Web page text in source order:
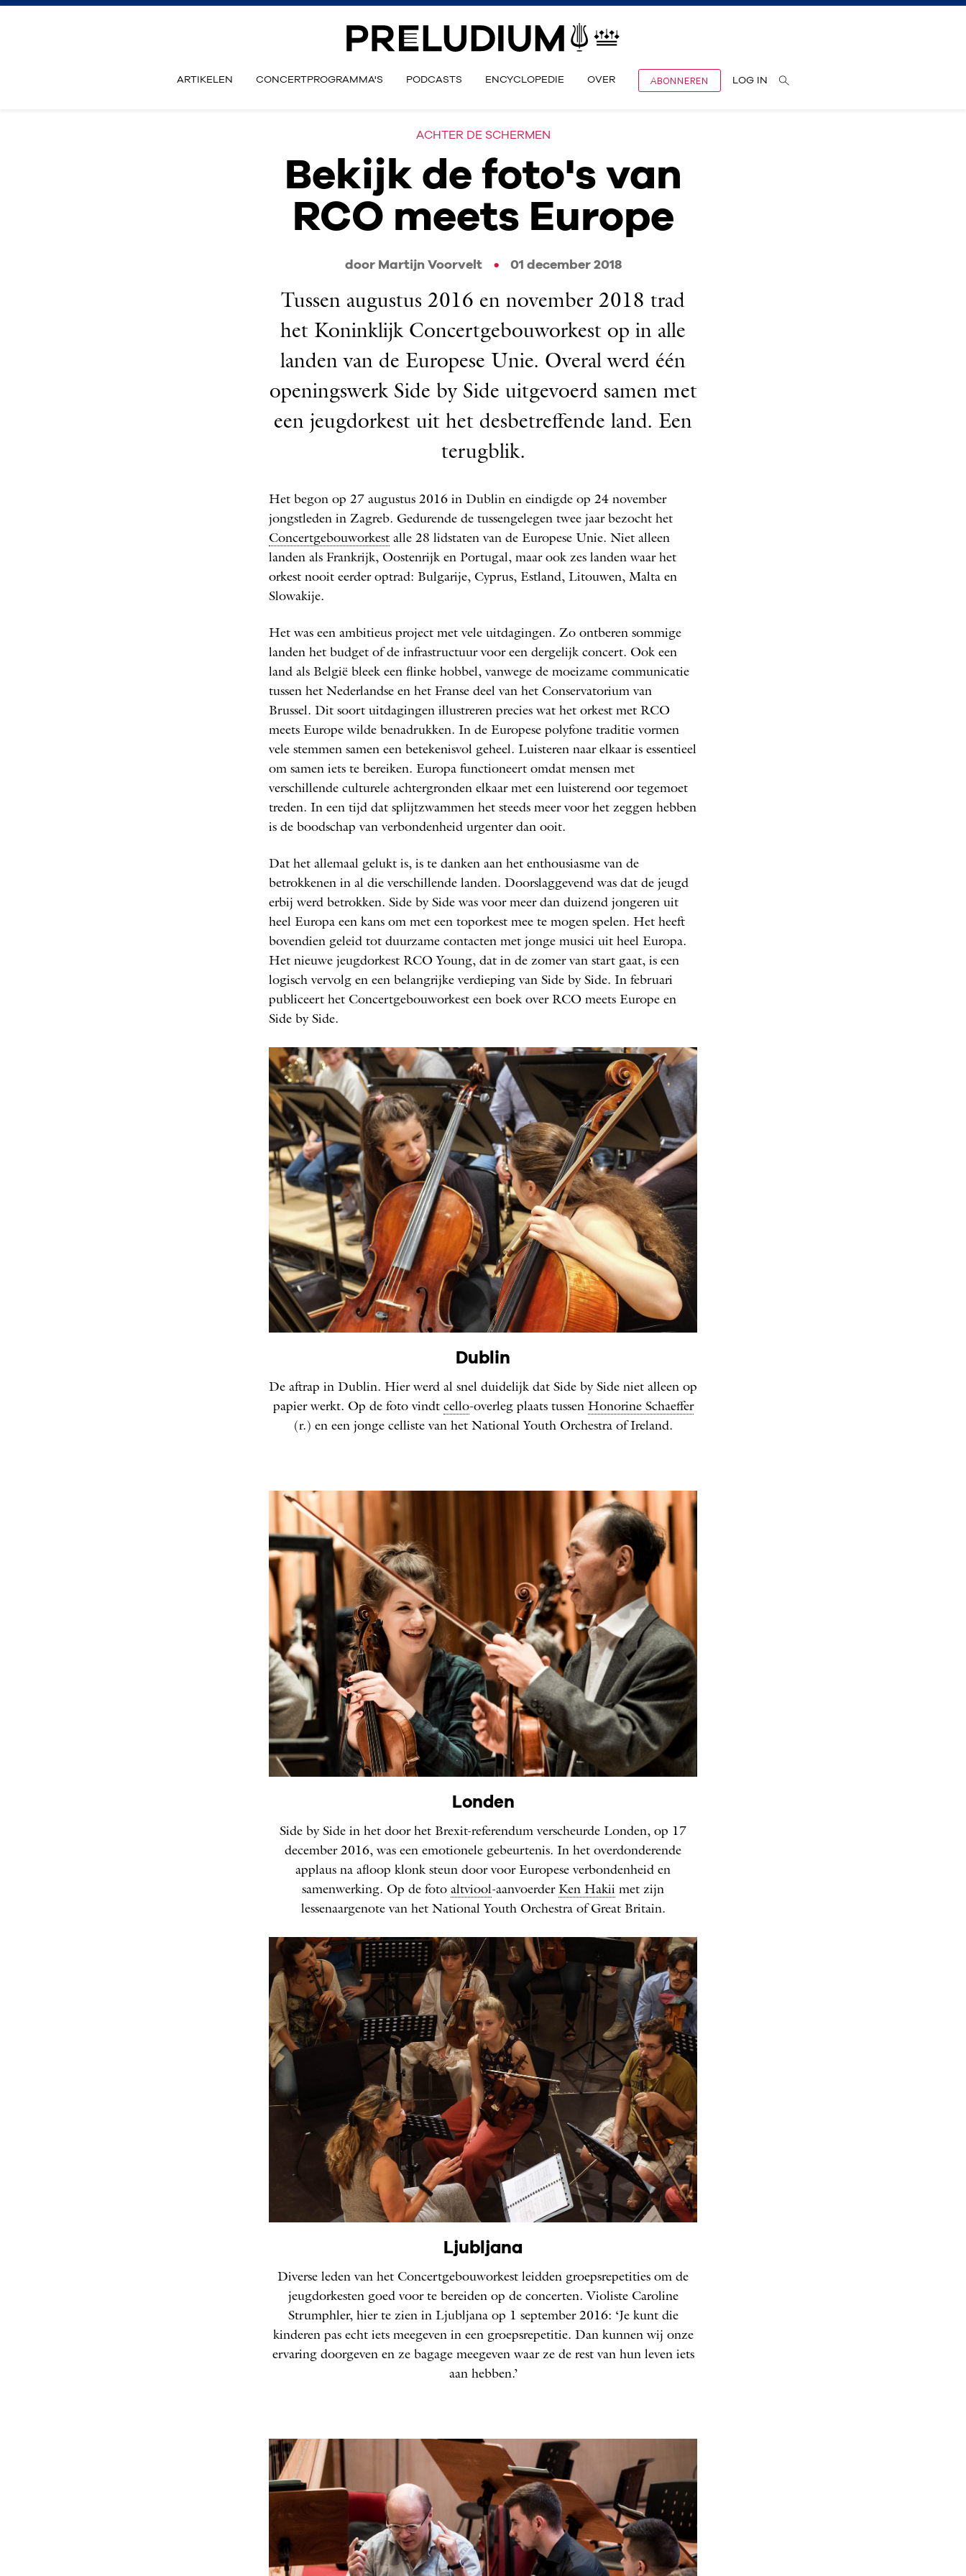
ARTIKELEN CONCERTPROGRAMMA'S PODCASTS ENCYCLOPEDIE OVER ABONNEREN LOG IN
ACHTER DE SCHERMEN
Bekijk de foto's van
RCO meets Europe
door Martijn Voorvelt 01 december 2018
Tussen augustus 2016 en november 2018 trad
het Koninklijk Concertgebouworkest op in alle
landen van de Europese Unie. Overal werd één
openingswerk Side by Side uitgevoerd samen met
een jeugd­orkest uit het desbetreffende land. Een
terugblik.
Het begon op 27 augustus 2016 in Dublin en eindigde op 24 november
jongstleden in Zagreb. Gedurende de tussengelegen twee jaar bezocht het
Concertgebouworkest alle 28 lidstaten van de Europese Unie. Niet alleen
landen als Frankrijk, Oostenrijk en Portugal, maar ook zes landen waar het
orkest nooit eerder optrad: Bulgarije, Cyprus, Estland, Litouwen, Malta en
Slowakije.
Het was een ambitieus project met vele uitdagingen. Zo ontberen sommige
landen het budget of de infrastructuur voor een dergelijk concert. Ook een
land als België bleek een flinke hobbel, vanwege de moeizame communicatie
tussen het Nederlandse en het Franse deel van het Conservatorium van
Brussel. Dit soort uitdagingen illustreren precies wat het orkest met RCO
meets Europe wilde benadrukken. In de Europese polyfone traditie vormen
vele stemmen samen een betekenisvol geheel. Luisteren naar elkaar is essentieel
om samen iets te bereiken. Europa functioneert omdat mensen met
verschillende culturele achtergronden elkaar met een luisterend oor tegemoet
treden. In een tijd dat splijtzwammen het steeds meer voor het zeggen hebben
is de boodschap van verbondenheid urgenter dan ooit.
Dat het allemaal gelukt is, is te danken aan het enthousiasme van de
betrokkenen in al die verschillende landen. Doorslaggevend was dat de jeugd
erbij werd betrokken. Side by Side was voor meer dan duizend jongeren uit
heel Europa een kans om met een toporkest mee te mogen spelen. Het heeft
bovendien geleid tot duurzame contacten met jonge musici uit heel Europa.
Het nieuwe jeugdorkest RCO Young, dat in de zomer van start gaat, is een
logisch vervolg en een belangrijke verdieping van Side by Side. In februari
publiceert het Concertgebouworkest een boek over RCO meets Europe en
Side by Side.
Dublin
De aftrap in Dublin. Hier werd al snel duidelijk dat Side by Side niet alleen op
papier werkt. Op de foto vindt cello-overleg plaats tussen Honorine Schaeffer
(r.) en een jonge celliste van het National Youth Orchestra of Ireland.
Londen
Side by Side in het door het Brexit-referendum verscheurde Londen, op 17
december 2016, was een emotionele gebeurtenis. In het overdonderende
applaus na afloop klonk steun door voor Europese verbondenheid en
samenwerking. Op de foto altviool-aanvoerder Ken Hakii met zijn
lessenaargenote van het National Youth Orchestra of Great Britain.
Ljubljana
Diverse leden van het Concertgebouworkest leidden groepsrepetities om de
jeugdorkesten goed voor te bereiden op de concerten. Violiste Caroline
Strumphler, hier te zien in Ljubljana op 1 september 2016: ‘Je kunt die
kinderen pas echt iets meegeven in een groepsrepetitie. Dan kunnen wij onze
ervaring doorgeven en ze bagage meegeven waar ze de rest van hun leven iets
aan hebben.’